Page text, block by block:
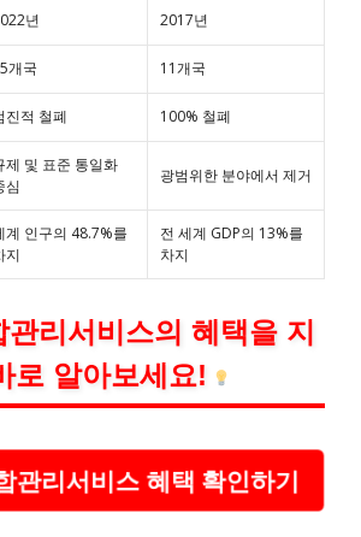
년 2017년
개국 11개국
진적 철폐 100% 철폐
제 및 표준 통일화
심
광범위한 분야에서 제거
계 인구의 48.7%를
지
전 세계 GDP의 13%를
차지
관리서비스의 혜택을 지
로 알아보세요!
리서비스 혜택 확인하기